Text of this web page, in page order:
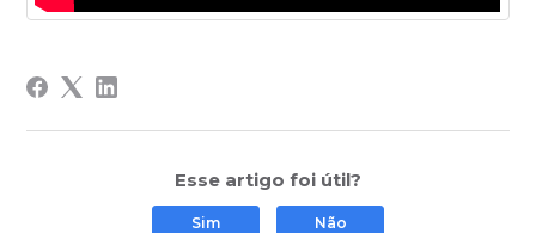
Esse artigo foi útil?
Sim Não